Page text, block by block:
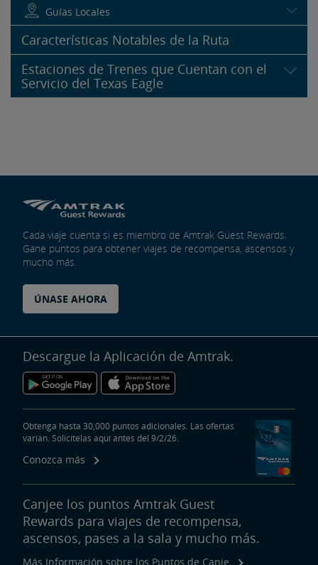
Guías Locales
Características Notables de la Ruta
Estaciones de Trenes que Cuentan con el
Servicio del Texas Eagle
Cada viaje cuenta si es miembro de Amtrak Guest Rewards.
Gane puntos para obtener viajes de recompensa, ascensos y
mucho más.
ÚNASE AHORA
Descargue la Aplicación de Amtrak.
Obtenga hasta 30,000 puntos adicionales. Las ofertas
varían. Solicítelas aquí antes del 9/2/26.
Conozca más
Canjee los puntos Amtrak Guest
Rewards para viajes de recompensa,
ascensos, pases a la sala y mucho más.
Más Información sobre los Puntos de Canje